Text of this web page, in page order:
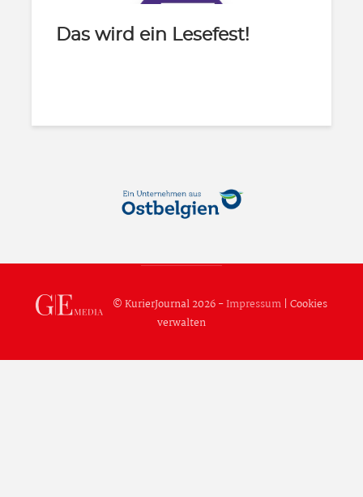
Das wird ein Lesefest!
© KurierJournal 2026 -Impressum| Cookies
verwalten